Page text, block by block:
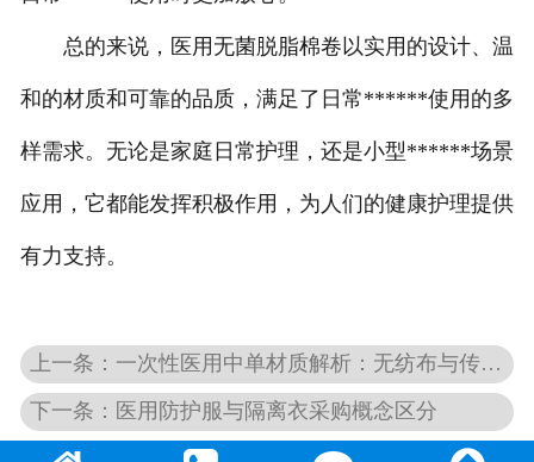
总的来说，医用无菌脱脂棉卷以实用的设计、温
和的材质和可靠的品质，满足了日常******使用的多
样需求。无论是家庭日常护理，还是小型******场景
应用，它都能发挥积极作用，为人们的健康护理提供
有力支持。
上一条：一次性医用中单材质解析：无纺布与传统材料的区别
下一条：医用防护服与隔离衣采购概念区分